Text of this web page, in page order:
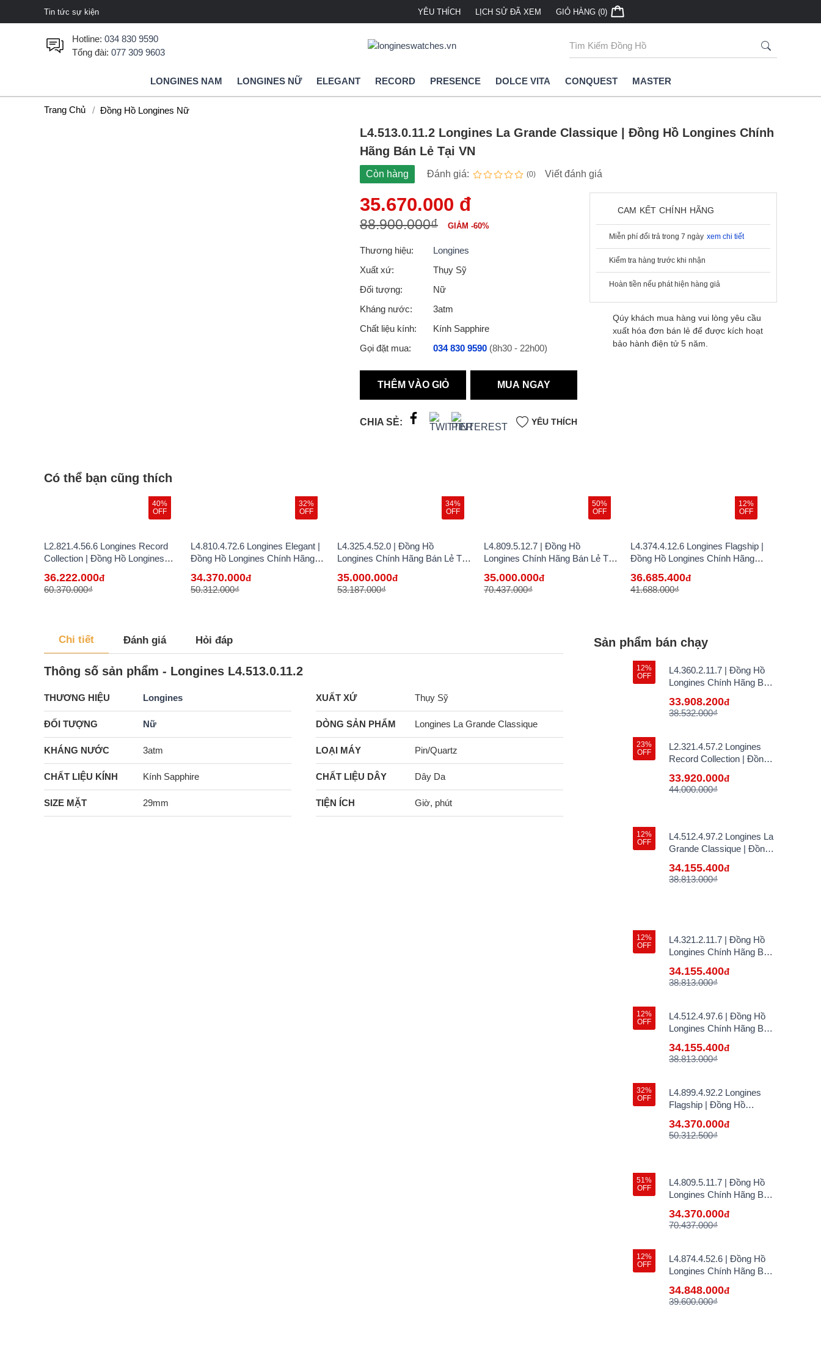
Tin tức sự kiện YÊU THÍCH LỊCH SỬ ĐÃ XEM GIỎ HÀNG (0)
Hotline: 034 830 9590
Tổng đài: 077 309 9603
LONGINES NAM LONGINES NỮ ELEGANT RECORD PRESENCE DOLCE VITA CONQUEST MASTER
Trang Chủ Đồng Hồ Longines Nữ
L4.513.0.11.2 Longines La Grande Classique | Đồng Hồ Longines Chính
Hãng Bán Lẻ Tại VN
Còn hàng Đánh giá: (0) Viết đánh giá
35.670.000 đ
88.900.000₫ GIẢM -60%
Thương hiệu:
Longines
Xuất xứ:
Thụy Sỹ
Đối tượng:
Nữ
Kháng nước:
3atm
Chất liệu kính:
Kính Sapphire
Gọi đặt mua:
034 830 9590 (8h30 - 22h00)
THÊM VÀO GIỎ MUA NGAY
CHIA SẺ: YÊU THÍCH
CAM KẾT CHÍNH HÃNG
Miễn phí đổi trả trong 7 ngày xem chi tiết
Kiểm tra hàng trước khi nhận
Hoàn tiền nếu phát hiện hàng giả
Qúy khách mua hàng vui lòng yêu cầu
xuất hóa đơn bán lẻ để được kích hoạt
bảo hành điện tử 5 năm.
Có thể bạn cũng thích
40%
OFF
L2.821.4.56.6 Longines Record
Collection | Đồng Hồ Longines
36.222.000đ
60.370.000₫
32%
OFF
L4.810.4.72.6 Longines Elegant |
Đồng Hồ Longines Chính Hãng
34.370.000đ
50.312.000₫
34%
OFF
L4.325.4.52.0 | Đồng Hồ
Longines Chính Hãng Bán Lẻ Tại
35.000.000đ
53.187.000₫
50%
OFF
L4.809.5.12.7 | Đồng Hồ
Longines Chính Hãng Bán Lẻ Tại
35.000.000đ
70.437.000₫
12%
OFF
L4.374.4.12.6 Longines Flagship |
Đồng Hồ Longines Chính Hãng
36.685.400đ
41.688.000₫
Chi tiết Đánh giá Hỏi đáp
Thông số sản phẩm - Longines L4.513.0.11.2
THƯƠNG HIỆU Longines XUẤT XỨ Thụy Sỹ
ĐỐI TƯỢNG Nữ DÒNG SẢN PHẨM Longines La Grande Classique
KHÁNG NƯỚC 3atm LOẠI MÁY Pin/Quartz
CHẤT LIỆU KÍNH Kính Sapphire CHẤT LIỆU DÂY Dây Da
SIZE MẶT 29mm TIỆN ÍCH Giờ, phút
Sản phẩm bán chạy
12%
OFF
L4.360.2.11.7 | Đồng Hồ
Longines Chính Hãng Bán
33.908.200đ
38.532.000₫
23%
OFF
L2.321.4.57.2 Longines
Record Collection | Đồng
Bán Lẻ Tại VN
33.920.000đ
44.000.000₫
12%
OFF
L4.512.4.97.2 Longines La
Grande Classique | Đồng
Bán Lẻ Tại VN
34.155.400đ
38.813.000₫
12%
OFF
L4.321.2.11.7 | Đồng Hồ
Longines Chính Hãng Bán
34.155.400đ
38.813.000₫
12%
OFF
L4.512.4.97.6 | Đồng Hồ
Longines Chính Hãng Bán
34.155.400đ
38.813.000₫
32%
OFF
L4.899.4.92.2 Longines
Flagship | Đồng Hồ
Lẻ Tại VN
34.370.000đ
50.312.500₫
51%
OFF
L4.809.5.11.7 | Đồng Hồ
Longines Chính Hãng Bán
34.370.000đ
70.437.000₫
12%
OFF
L4.874.4.52.6 | Đồng Hồ
Longines Chính Hãng Bán
34.848.000đ
39.600.000₫